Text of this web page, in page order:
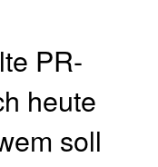
PR-
heute
soll